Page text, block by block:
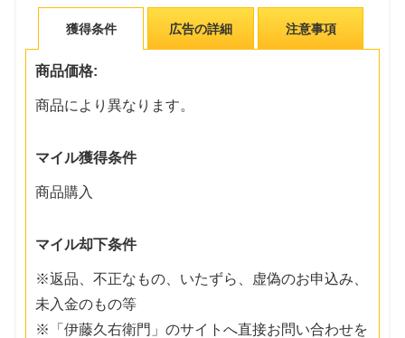
獲得条件 広告の詳細 注意事項
商品価格:
商品により異なります。
マイル獲得条件
商品購入
マイル却下条件
※返品、不正なもの、いたずら、虚偽のお申込み、
未入金のもの等
※「伊藤久右衛門」のサイトへ直接お問い合わせを